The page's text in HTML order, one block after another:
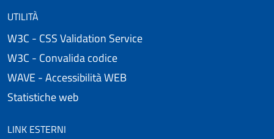
UTILITÀ
W3C - CSS Validation Service
W3C - Convalida codice
WAVE - Accessibilità WEB
Statistiche web
LINK ESTERNI